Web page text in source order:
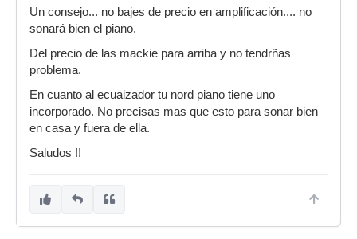
Un consejo... no bajes de precio en amplificación.... no
sonará bien el piano.
Del precio de las mackie para arriba y no tendrñas
problema.
En cuanto al ecuaizador tu nord piano tiene uno
incorporado. No precisas mas que esto para sonar bien
en casa y fuera de ella.
Saludos !!